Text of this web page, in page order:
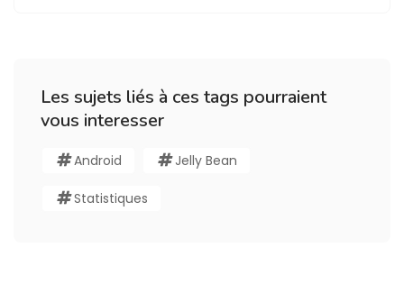
Les sujets liés à ces tags pourraient
vous interesser
Android Jelly Bean
Statistiques